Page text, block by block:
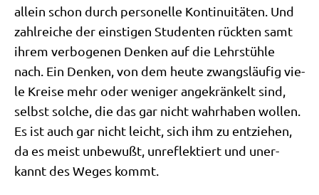
allein schon durch per­so­nel­le Kon­ti­nui­tä­ten. Und
zahl­rei­che der ein­sti­gen Stu­den­ten rück­ten samt
ihrem ver­bo­ge­nen Den­ken auf die Lehr­stüh­le
nach. Ein Den­ken, von dem heu­te zwangs­läu­fig vie­
le Krei­se mehr oder weni­ger ange­krän­kelt sind,
selbst sol­che, die das gar nicht wahr­ha­ben wol­len.
Es ist auch gar nicht leicht, sich ihm zu ent­zie­hen,
da es meist unbe­wußt, unre­flek­tiert und uner­
kannt des Weges kommt.